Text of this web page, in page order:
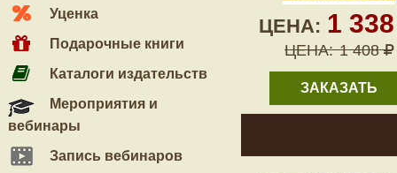
Уценка
Подарочные книги
Каталоги издательств
Мероприятия и
вебинары
Запись вебинаров
ЦЕНА: 1
ЦЕНА: 1 408
ЗАКАЗАТЬ